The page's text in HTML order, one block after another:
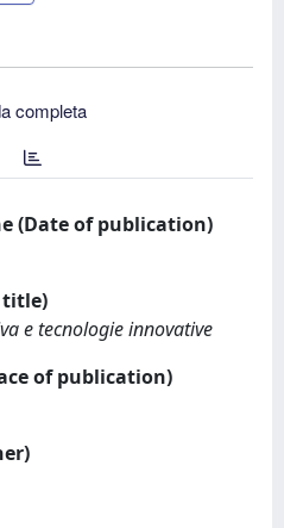
completa
(Date of publication)
title)
e tecnologie innovative
of publication)